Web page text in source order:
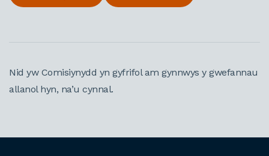
Nid yw Comisiynydd yn gyfrifol am gynnwys y gwefannau
allanol hyn, na’u cynnal.